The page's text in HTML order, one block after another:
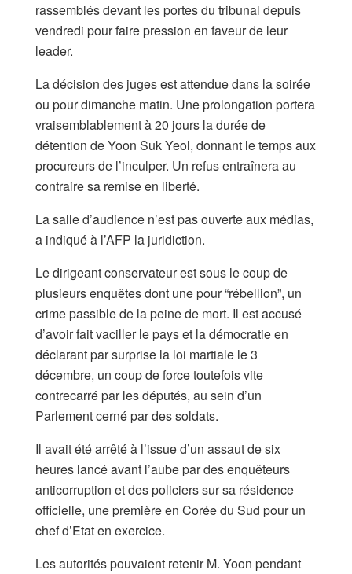
rassemblés devant les portes du tribunal depuis
vendredi pour faire pression en faveur de leur
leader.
La décision des juges est attendue dans la soirée
ou pour dimanche matin. Une prolongation portera
vraisemblablement à 20 jours la durée de
détention de Yoon Suk Yeol, donnant le temps aux
procureurs de l’inculper. Un refus entraînera au
contraire sa remise en liberté.
La salle d’audience n’est pas ouverte aux médias,
a indiqué à l’AFP la juridiction.
Le dirigeant conservateur est sous le coup de
plusieurs enquêtes dont une pour “rébellion”, un
crime passible de la peine de mort. Il est accusé
d’avoir fait vaciller le pays et la démocratie en
déclarant par surprise la loi martiale le 3
décembre, un coup de force toutefois vite
contrecarré par les députés, au sein d’un
Parlement cerné par des soldats.
Il avait été arrêté à l’issue d’un assaut de six
heures lancé avant l’aube par des enquêteurs
anticorruption et des policiers sur sa résidence
officielle, une première en Corée du Sud pour un
chef d’Etat en exercice.
Les autorités pouvaient retenir M. Yoon pendant